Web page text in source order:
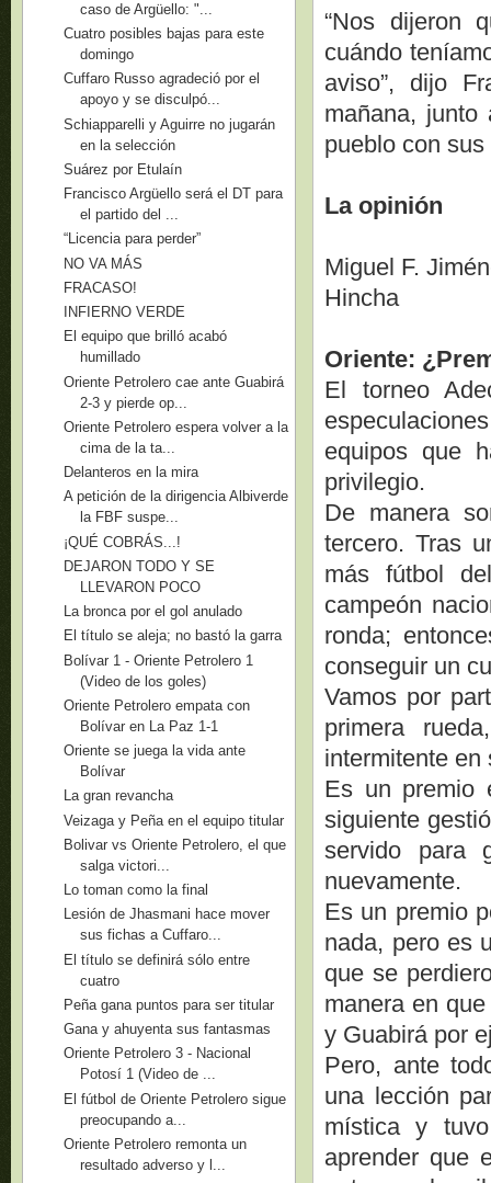
“Nos dijeron
cuándo
aviso”, dijo
mañana,
pueblo con
La opinión
Miguel F.
Hincha
Oriente:
El torneo
equipos que
privilegio.
De manera
tercero. Tras
más fútbol
campeón
ronda;
conseguir un
Vamos por
primera
intermitente en
Es un premio
siguiente
servido para
nuevamente.
Es un premio
nada, pero es
que se
manera en
y Guabirá por
Pero, ante
una lección
mística y
aprender que
caso de Argüello: "...
Cuatro posibles bajas para este
domingo
Cuffaro Russo agradeció por el
apoyo y se disculpó...
Schiapparelli y Aguirre no jugarán
en la selección
Suárez por Etulaín
Francisco Argüello será el DT para
el partido del ...
“Licencia para perder”
NO VA MÁS
FRACASO!
INFIERNO VERDE
El equipo que brilló acabó
humillado
Oriente Petrolero cae ante Guabirá
2-3 y pierde op...
Oriente Petrolero espera volver a la
cima de la ta...
Delanteros en la mira
A petición de la dirigencia Albiverde
la FBF suspe...
¡QUÉ COBRÁS...!
DEJARON TODO Y SE
LLEVARON POCO
La bronca por el gol anulado
El título se aleja; no bastó la garra
Bolívar 1 - Oriente Petrolero 1
(Video de los goles)
Oriente Petrolero empata con
Bolívar en La Paz 1-1
Oriente se juega la vida ante
Bolívar
La gran revancha
Veizaga y Peña en el equipo titular
Bolivar vs Oriente Petrolero, el que
salga victori...
Lo toman como la final
Lesión de Jhasmani hace mover
sus fichas a Cuffaro...
El título se definirá sólo entre
cuatro
Peña gana puntos para ser titular
Gana y ahuyenta sus fantasmas
Oriente Petrolero 3 - Nacional
Potosí 1 (Video de ...
El fútbol de Oriente Petrolero sigue
preocupando a...
Oriente Petrolero remonta un
resultado adverso y l...